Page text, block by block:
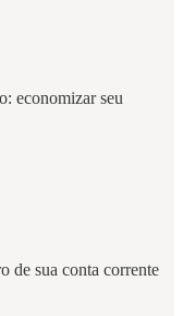
economizar seu
de sua conta corrente